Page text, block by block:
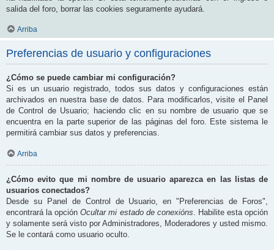
salida del foro, borrar las cookies seguramente ayudará.
Arriba
Preferencias de usuario y configuraciones
¿Cómo se puede cambiar mi configuración?
Si es un usuario registrado, todos sus datos y configuraciones están
archivados en nuestra base de datos. Para modificarlos, visite el Panel
de Control de Usuario; haciendo clic en su nombre de usuario que se
encuentra en la parte superior de las páginas del foro. Este sistema le
permitirá cambiar sus datos y preferencias.
Arriba
¿Cómo evito que mi nombre de usuario aparezca en las listas de
usuarios conectados?
Desde su Panel de Control de Usuario, en "Preferencias de Foros",
encontrará la opciónOcultar mi estado de conexións . Habilite esta opción
y solamente será visto por Administradores, Moderadores y usted mismo.
Se le contará como usuario oculto.